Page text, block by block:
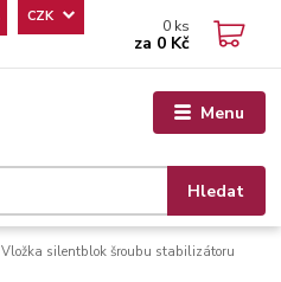
Menu
CZK
Hledat
0 ks
za 0 Kč
Vložka silentblok šroubu stabilizátoru